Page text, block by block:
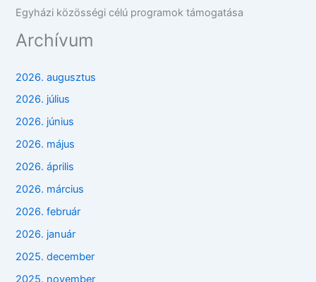
Egyházi közösségi célú programok támogatása
Archívum
2026. augusztus
2026. július
2026. június
2026. május
2026. április
2026. március
2026. február
2026. január
2025. december
2025. november